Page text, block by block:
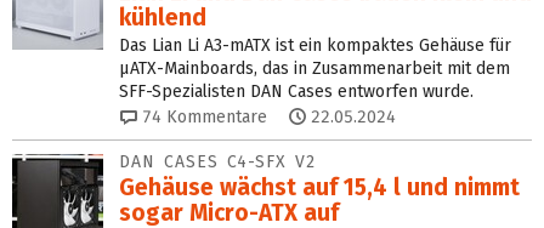
kühlend
Das Lian Li A3-mATX ist ein kompaktes Gehäuse für
µATX-Mainboards, das in Zusammenarbeit mit dem
SFF-Spezialisten DAN Cases entworfen wurde.
74 Kommentare 22.05.2024
DAN CASES C4-SFX V2
Gehäuse wächst auf 15,4 l und nimmt
sogar Micro-ATX auf